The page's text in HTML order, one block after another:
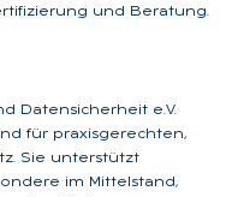
und Beratung.
Datensicherheit e.V.
für praxisgerechten,
Sie unterstützt
im Mittelstand,